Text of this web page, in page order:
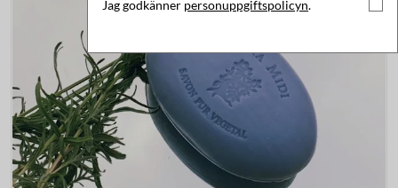
Jag godkänner personuppgiftspolicyn.